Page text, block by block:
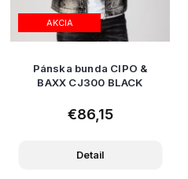
AKCIA
Pánska bunda CIPO &
BAXX CJ300 BLACK
€86,15
Detail